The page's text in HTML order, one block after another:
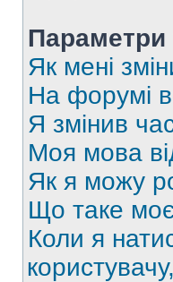
Параметри
Як мені
На форумі
Я змінив
Моя мова
Як я можу
Що таке моє
Коли я